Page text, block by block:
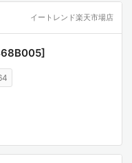
イートレンド楽天市場店